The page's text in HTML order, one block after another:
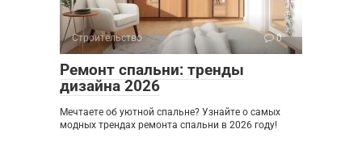
Строительство 0
Ремонт спальни: тренды
дизайна 2026
Мечтаете об уютной спальне? Узнайте о самых
модных трендах ремонта спальни в 2026 году!